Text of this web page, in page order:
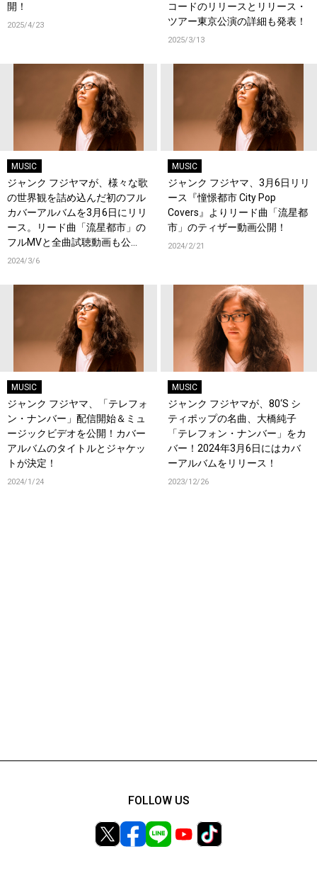
開！
2025/4/23
コードのリリースとリリース・
ツアー東京公演の詳細も発表！
2025/3/13
MUSIC
ジャンク フジヤマが、様々な歌
の世界観を詰め込んだ初のフル
カバーアルバムを3月6日にリリ
ース。リード曲「流星都市」の
フルMVと全曲試聴動画も公
開！
2024/3/6
MUSIC
ジャンク フジヤマ、3月6日リリ
ース『憧憬都市 City Pop
Covers』よりリード曲「流星都
市」のティザー動画公開！
2024/2/21
MUSIC
ジャンク フジヤマ、「テレフォ
ン・ナンバー」配信開始＆ミュ
ージックビデオを公開！カバー
アルバムのタイトルとジャケッ
トが決定！
2024/1/24
MUSIC
ジャンク フジヤマが、80‘S シ
ティポップの名曲、大橋純子
「テレフォン・ナンバー」をカ
バー！2024年3月6日にはカバ
ーアルバムをリリース！
2023/12/26
FOLLOW US